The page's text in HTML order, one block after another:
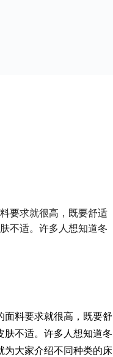
要求就很高，既要舒适
不适。许多人想知道冬
料要求就很高，既要舒
肤不适。许多人想知道冬
为大家介绍不同种类的床